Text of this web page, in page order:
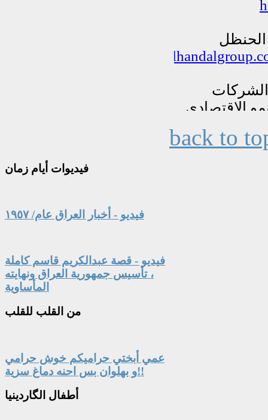
back to
فيديوات أيام زمان
فيديو - أخبار العراق عام/ ١٩٥٧
فيديو - قصة عبدالكريم قاسم كاملة
، تأسيس جمهورية العراق ونهايته
المأساوية
من القلب للقلب
عمي أبختي حراميكم خوش حرامي
و بهلوان بس احنه دماغ سزية!!
أطفال الگاردينيا